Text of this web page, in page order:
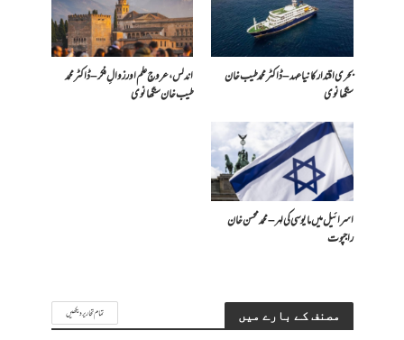
بحری اقتدار کا نیا عہد – ڈاکٹر محمد طیب خان
سنگھانوی
اندلس، عروجِ علم اور زوالِ فکر – ڈاکٹر محمد
طیب خان سنگھانوی
اسرائیل میں مایوسی کی لہر – محمد محسن خان
راجپوت
مصنف کے بارے میں تمام تحاریر دیکھیں